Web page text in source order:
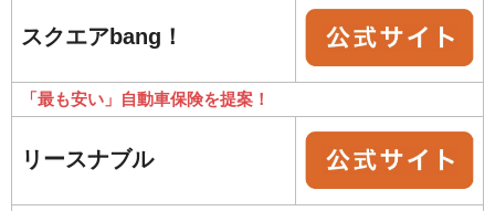
スクエアbang！
「最も安い」自動車保険を提案！
リースナブル